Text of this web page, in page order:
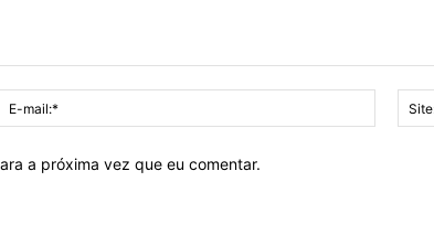
mail:*
a próxima vez que eu comentar.